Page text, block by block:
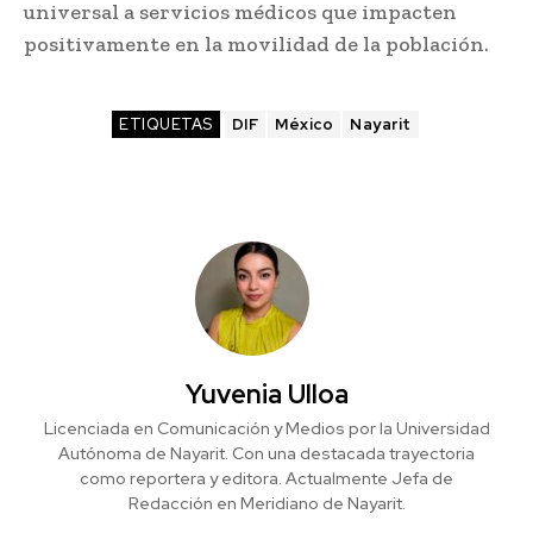
universal a servicios médicos que impacten
positivamente en la movilidad de la población.
ETIQUETAS DIF México Nayarit
Yuvenia Ulloa
Licenciada en Comunicación y Medios por la Universidad
Autónoma de Nayarit. Con una destacada trayectoria
como reportera y editora. Actualmente Jefa de
Redacción en Meridiano de Nayarit.